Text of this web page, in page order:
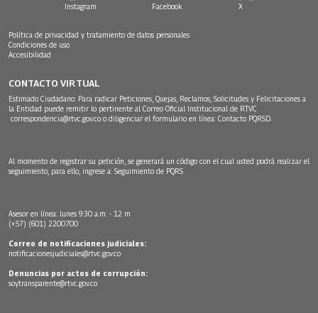
Instagram Facebook X
Política de privacidad y tratamiento de datos personales
Condiciones de uso
Accesibilidad
CONTACTO VIRTUAL
Estimado Ciudadano: Para radicar Peticiones, Quejas, Reclamos, Solicitudes y Felicitaciones a
la Entidad puede remitir lo pertinente al Correo Oficial Institucional de RTVC
correspondencia@rtvc.gov.co o diligenciar el formulario en línea: Contacto PQRSD.
Al momento de registrar su petición, se generará un código con el cual usted podrá realizar el
seguimiento, para ello, ingrese a: Seguimiento de PQRS
Asesor en línea: lunes 9:30 a.m. - 12 m
(+57) (601) 2200700
Correo de notificaciones judiciales:
notificacionesjudiciales@rtvc.gov.co
Denuncias por actos de corrupción:
soytransparente@rtvc.gov.co